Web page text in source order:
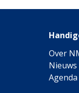
Over
Nieuws
Agenda